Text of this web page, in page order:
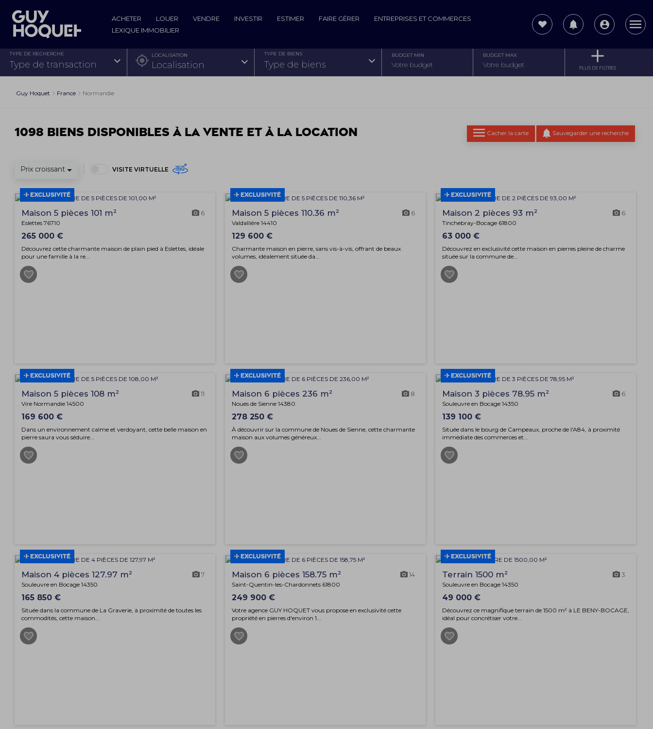
ACHETER LOUER VENDRE INVESTIR ESTIMER FAIRE GÉRER
ENTREPRISES ET COMMERCES
LEXIQUE IMMOBILIER
TYPE DE RECHERCHE
type de transaction
LOCALISATION TYPE DE BIENS
type de biens
BUDGET MIN BUDGET MAX
PLUS DE FILTRES
Guy Hoquet France Normandie
Cacher la carte Sauvegarder une recherche
1098 biens disponibles à la vente et à la location
Prix croissant VISITE VIRTUELLE
EXCLUSIVITÉ
Maison 5 pièces 101 m² 6
Eslettes 76710
265 000 €
Découvrez cette charmante maison de plain pied à Eslettes, idéale
pour une famille à la re...
EXCLUSIVITÉ
Maison 5 pièces 110.36 m² 6
Valdallière 14410
129 600 €
Charmante maison en pierre, sans vis-à-vis, offrant de beaux
volumes, idéalement située da...
EXCLUSIVITÉ
Maison 2 pièces 93 m² 6
Tinchebray-Bocage 61800
63 000 €
Découvrez en exclusivité cette maison en pierres pleine de charme
située sur la commune de...
EXCLUSIVITÉ
Maison 5 pièces 108 m² 11
Vire Normandie 14500
169 600 €
Dans un environnement calme et verdoyant, cette belle maison en
pierre saura vous séduire...
EXCLUSIVITÉ
Maison 6 pièces 236 m² 8
Noues de Sienne 14380
278 250 €
À découvrir sur la commune de Noues de Sienne, cette charmante
maison aux volumes généreux...
EXCLUSIVITÉ
Maison 3 pièces 78.95 m² 6
Souleuvre en Bocage 14350
139 100 €
Située dans le bourg de Campeaux, proche de l'A84, à proximité
immédiate des commerces et...
EXCLUSIVITÉ
Maison 4 pièces 127.97 m² 7
Souleuvre en Bocage 14350
165 850 €
Située dans la commune de La Graverie, à proximité de toutes les
commodités, cette maison...
EXCLUSIVITÉ
Maison 6 pièces 158.75 m² 14
Saint-Quentin-les-Chardonnets 61800
249 900 €
Votre agence GUY HOQUET vous propose en exclusivité cette
propriété en pierres d'environ 1...
EXCLUSIVITÉ
Terrain 1500 m² 3
Souleuvre en Bocage 14350
49 000 €
Découvrez ce magnifique terrain de 1500 m² à LE BENY-BOCAGE,
idéal pour concrétiser votre...